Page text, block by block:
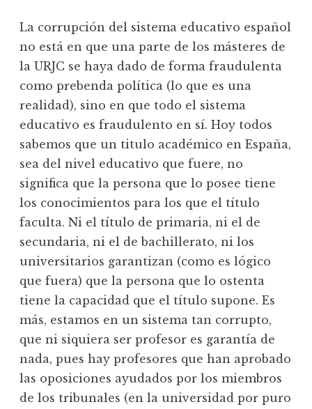
La corrupción del sistema educativo español
no está en que una parte de los másteres de
la URJC se haya dado de forma fraudulenta
como prebenda política (lo que es una
realidad), sino en que todo el sistema
educativo es fraudulento en sí. Hoy todos
sabemos que un titulo académico en España,
sea del nivel educativo que fuere, no
significa que la persona que lo posee tiene
los conocimientos para los que el título
faculta. Ni el título de primaria, ni el de
secundaria, ni el de bachillerato, ni los
universitarios garantizan (como es lógico
que fuera) que la persona que lo ostenta
tiene la capacidad que el título supone. Es
más, estamos en un sistema tan corrupto,
que ni siquiera ser profesor es garantía de
nada, pues hay profesores que han aprobado
las oposiciones ayudados por los miembros
de los tribunales (en la universidad por puro